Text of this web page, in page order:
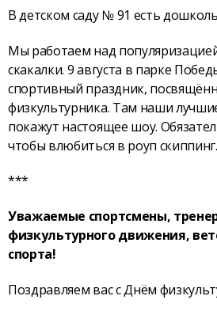
В детском саду № 91 есть
Мы работаем над
скакалки. 9 августа в парке
спортивный праздник,
физкультурника. Там наши
покажут настоящее шоу.
чтобы влюбиться в роуп
***
Уважаемые спортсмены,
физкультурного движения,
спорта!
Поздравляем вас с Днём